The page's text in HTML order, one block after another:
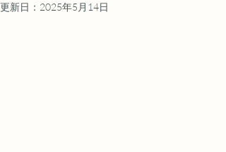
更新日： 2025年5月14日